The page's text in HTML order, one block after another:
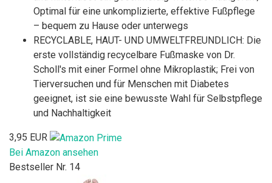
Optimal für eine unkomplizierte, effektive Fußpflege
– bequem zu Hause oder unterwegs
RECYCLABLE, HAUT- UND UMWELTFREUNDLICH: Die
erste vollständig recycelbare Fußmaske von Dr.
Scholl's mit einer Formel ohne Mikroplastik; Frei von
Tierversuchen und für Menschen mit Diabetes
geeignet, ist sie eine bewusste Wahl für Selbstpflege
und Nachhaltigkeit
3,95 EUR
Bei Amazon ansehen
Bestseller Nr. 14